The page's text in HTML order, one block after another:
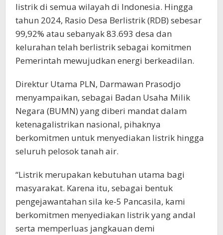
listrik di semua wilayah di Indonesia. Hingga
tahun 2024, Rasio Desa Berlistrik (RDB) sebesar
99,92% atau sebanyak 83.693 desa dan
kelurahan telah berlistrik sebagai komitmen
Pemerintah mewujudkan energi berkeadilan.
Direktur Utama PLN, Darmawan Prasodjo
menyampaikan, sebagai Badan Usaha Milik
Negara (BUMN) yang diberi mandat dalam
ketenagalistrikan nasional, pihaknya
berkomitmen untuk menyediakan listrik hingga
seluruh pelosok tanah air.
“Listrik merupakan kebutuhan utama bagi
masyarakat. Karena itu, sebagai bentuk
pengejawantahan sila ke-5 Pancasila, kami
berkomitmen menyediakan listrik yang andal
serta memperluas jangkauan demi